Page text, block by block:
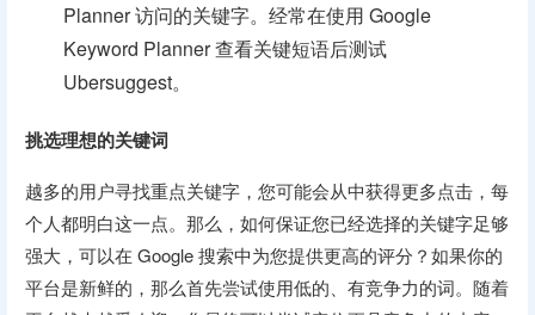
Planner 访问的关键字。经常在使用 Google
Keyword Planner 查看关键短语后测试
Ubersuggest。
挑选理想的关键词
越多的用户寻找重点关键字，您可能会从中获得更多点击，每
个人都明白这一点。那么，如何保证您已经选择的关键字足够
强大，可以在 Google 搜索中为您提供更高的评分？如果你的
平台是新鲜的，那么首先尝试使用低的、有竞争力的词。随着